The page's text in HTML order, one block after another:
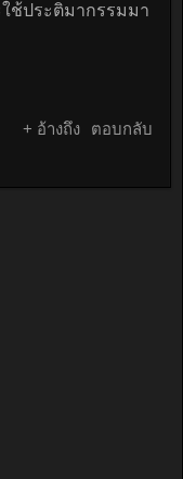
ช้ประติมากรรมมา
+ อ้างถึง ตอบกลับ